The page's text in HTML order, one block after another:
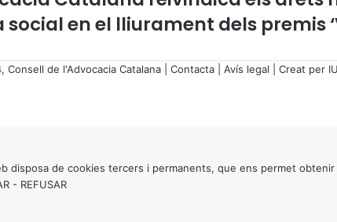
social en el lliurament dels premis
de l'Advocacia Catalana | Contacta Avís legal | Creat per
disposa de cookies tercers i permanents, que ens permet
- REFUSAR